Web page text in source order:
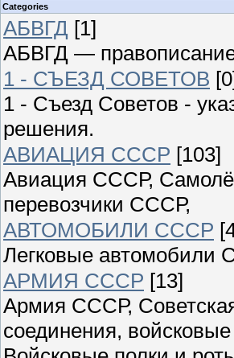
Categories
АБВГД [1]
АБВГД —
1 - СЪЕЗД СОВЕТОВ
1 - Съезд Советов -
решения.
АВИАЦИЯ СССР [103]
Авиация СССР,
перевозчики СССР,
АВТОМОБИЛИ СССР
Легковые
АРМИЯ СССР [13]
Армия СССР,
соединения,